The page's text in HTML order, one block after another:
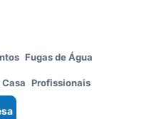
Fugas de Água
Profissionais